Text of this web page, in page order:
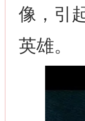
像，引
英雄。